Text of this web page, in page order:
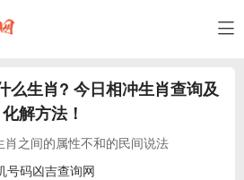
么生肖? 今日相冲生肖查询及
化解方法！
肖之间的属性不和的民间说法
号码凶吉查询网